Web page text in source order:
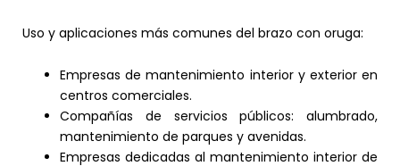
Uso y aplicaciones más comunes del brazo con oruga:
Empresas de mantenimiento interior y exterior en
centros comerciales.
Compañías de servicios públicos: alumbrado,
mantenimiento de parques y avenidas.
Empresas dedicadas al mantenimiento interior de